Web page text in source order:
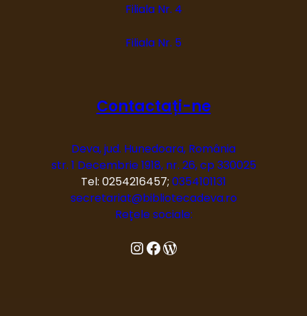
Filiala Nr. 4
Filiala Nr. 5
Contactați-ne
Deva, jud. Hunedoara, România
str. 1 Decembrie 1918, nr. 26, cp 330025
Tel: 0254216457; 0354101131
secretariat@bibliotecadeva.ro
Rețele sociale:
InstagramFacebook Blog